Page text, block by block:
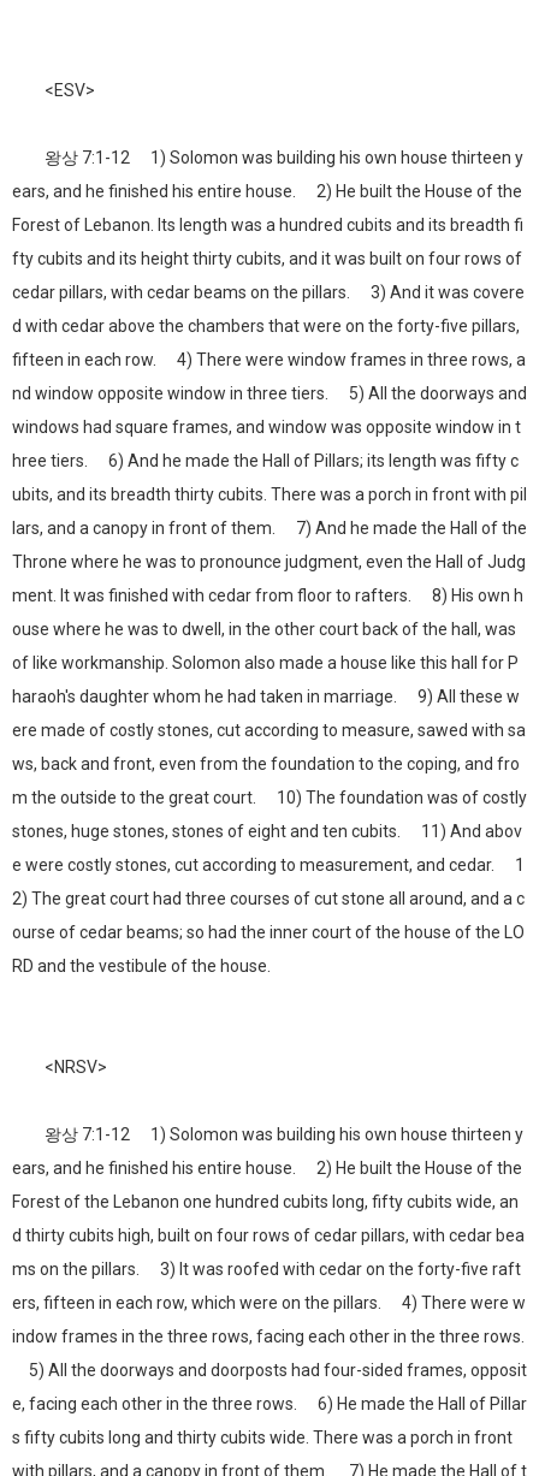
<ESV>
왕상 7:1-12 1) Solomon was building his own house thirteen y
ears, and he finished his entire house. 2) He built the House of the
Forest of Lebanon. Its length was a hundred cubits and its breadth fi
fty cubits and its height thirty cubits, and it was built on four rows of
cedar pillars, with cedar beams on the pillars. 3) And it was covere
d with cedar above the chambers that were on the forty-five pillars,
fifteen in each row. 4) There were window frames in three rows, a
nd window opposite window in three tiers. 5) All the doorways and
windows had square frames, and window was opposite window in t
hree tiers. 6) And he made the Hall of Pillars; its length was fifty c
ubits, and its breadth thirty cubits. There was a porch in front with pil
lars, and a canopy in front of them. 7) And he made the Hall of the
Throne where he was to pronounce judgment, even the Hall of Judg
ment. It was finished with cedar from floor to rafters. 8) His own h
ouse where he was to dwell, in the other court back of the hall, was
of like workmanship. Solomon also made a house like this hall for P
haraoh's daughter whom he had taken in marriage. 9) All these w
ere made of costly stones, cut according to measure, sawed with sa
ws, back and front, even from the foundation to the coping, and fro
m the outside to the great court. 10) The foundation was of costly
stones, huge stones, stones of eight and ten cubits. 11) And abov
e were costly stones, cut according to measurement, and cedar. 1
2) The great court had three courses of cut stone all around, and a c
ourse of cedar beams; so had the inner court of the house of the LO
RD and the vestibule of the house.
<NRSV>
왕상 7:1-12 1) Solomon was building his own house thirteen y
ears, and he finished his entire house. 2) He built the House of the
Forest of the Lebanon one hundred cubits long, fifty cubits wide, an
d thirty cubits high, built on four rows of cedar pillars, with cedar bea
ms on the pillars. 3) It was roofed with cedar on the forty-five raft
ers, fifteen in each row, which were on the pillars. 4) There were w
indow frames in the three rows, facing each other in the three rows.
5) All the doorways and doorposts had four-sided frames, opposit
e, facing each other in the three rows. 6) He made the Hall of Pillar
s fifty cubits long and thirty cubits wide. There was a porch in front
with pillars, and a canopy in front of them. 7) He made the Hall of t